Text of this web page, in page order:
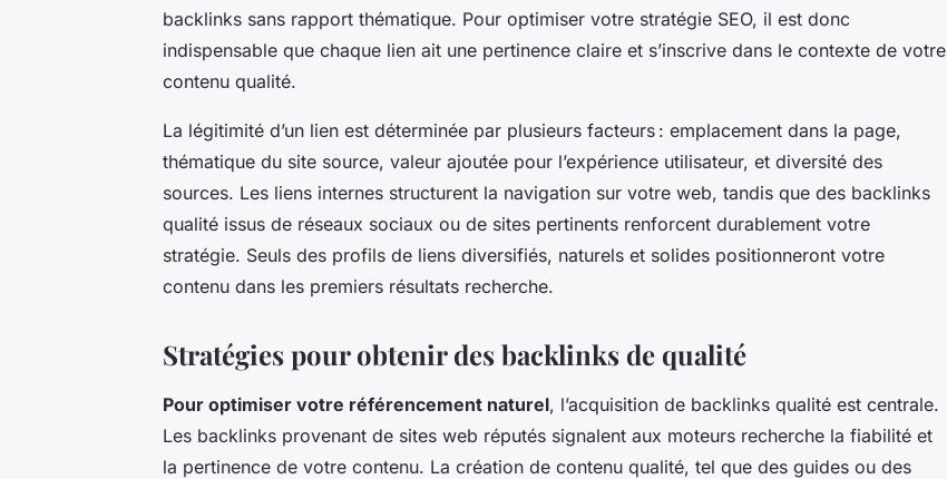
backlinks sans rapport thématique. Pour optimiser votre stratégie SEO, il est donc
indispensable que chaque lien ait une pertinence claire et s’inscrive dans le contexte de votre
contenu qualité.
La légitimité d’un lien est déterminée par plusieurs facteurs : emplacement dans la page,
thématique du site source, valeur ajoutée pour l’expérience utilisateur, et diversité des
sources. Les liens internes structurent la navigation sur votre web, tandis que des backlinks
qualité issus de réseaux sociaux ou de sites pertinents renforcent durablement votre
stratégie. Seuls des profils de liens diversifiés, naturels et solides positionneront votre
contenu dans les premiers résultats recherche.
Stratégies pour obtenir des backlinks de qualité
Pour optimiser votre référencement naturel, l’acquisition de backlinks qualité est centrale.
Les backlinks provenant de sites web réputés signalent aux moteurs recherche la fiabilité et
la pertinence de votre contenu. La création de contenu qualité, tel que des guides ou des